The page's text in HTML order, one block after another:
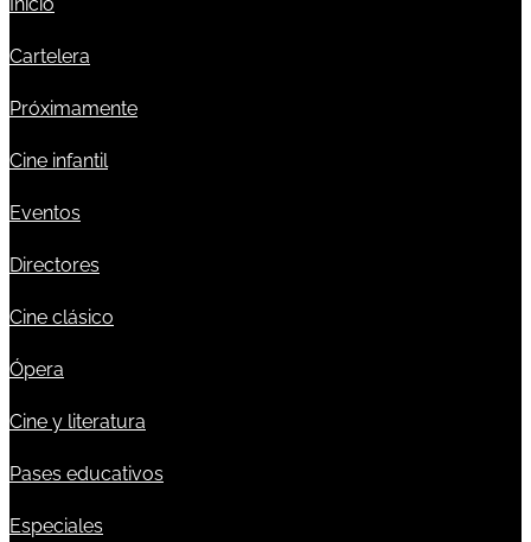
Inicio
Cartelera
Próximamente
Cine infantil
Eventos
Directores
Cine clásico
Ópera
Cine y literatura
Pases educativos
Especiales